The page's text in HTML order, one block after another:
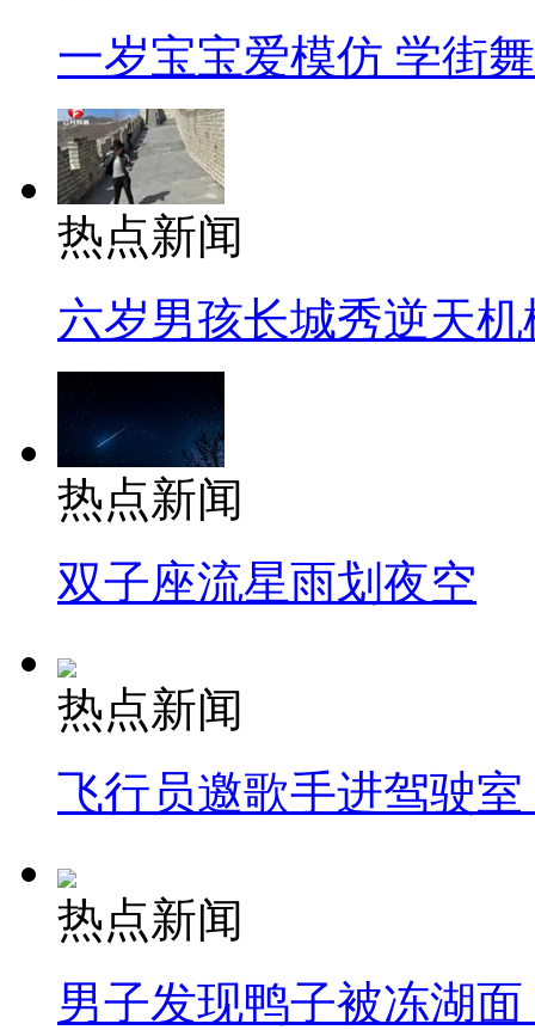
一岁宝宝爱模仿 学街
热点新闻
六岁男孩长城秀逆天机
热点新闻
双子座流星雨划夜空
热点新闻
飞行员邀歌手进驾驶
热点新闻
男子发现鸭子被冻湖